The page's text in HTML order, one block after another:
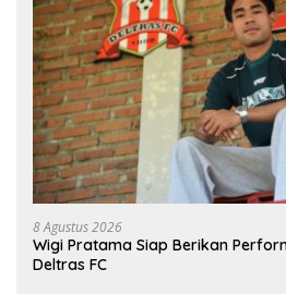
8 Agustus 2026
Wigi Pratama Siap Berikan
Deltras FC